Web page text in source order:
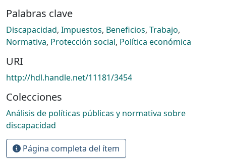
Palabras clave
Discapacidad, Impuestos, Beneficios, Trabajo,
Normativa, Protección social, Política económica
URI
http://hdl.handle.net/11181/3454
Colecciones
Análisis de políticas públicas y normativa sobre
discapacidad
Página completa del ítem